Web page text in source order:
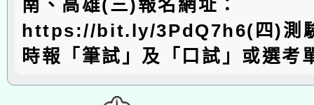
南、高雄(三)報名網址：
https://bit.ly/3PdQ7h6(四)測
時報「筆試」及「口試」或選考